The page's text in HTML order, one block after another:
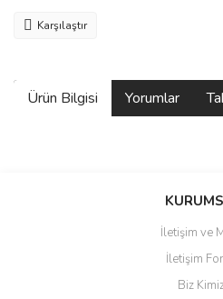
Karşılaştır
Ürün Bilgisi Yorumlar
Bu ürüne ilk
Yorum Yaz
İletişim ve
İletişim
Biz